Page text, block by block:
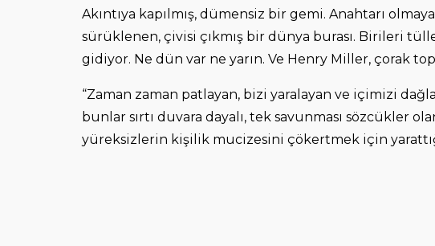
Akıntıya kapılmış, dümensiz bir gemi. Anahtarı
sürüklenen, çivisi çıkmış bir dünya burası. Birileri
gidiyor. Ne dün var ne yarın. Ve Henry Miller, çorak
“Zaman zaman patlayan, bizi yaralayan ve içimizi
bunlar sırtı duvara dayalı, tek savunması sözcükler
yüreksizlerin kişilik mucizesini çökertmek için